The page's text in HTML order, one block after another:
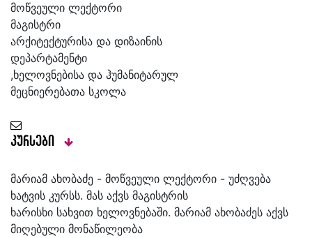
მოწვეული ლექტორი
მაგისტრი
არქიტექტურისა და დიზაინის
დეპარტამენტი
,ხელოვნებისა და ჰუმანიტარულ
მეცნიერებათა სკოლა
კურსები
მარიამ ახობაძე - მოწვეული ლექტორი - უძღვება
ხატვის კურსს. მას აქვს მაგისტრის
ხარისხი სახვით ხელოვნებაში. მარიამ ახობაძეს აქვს
მიღებული მონაწილეობა